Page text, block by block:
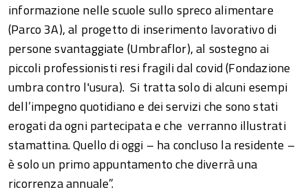
informazione nelle scuole sullo spreco alimentare
(Parco 3A), al progetto di inserimento lavorativo di
persone svantaggiate (Umbraflor), al sostegno ai
piccoli professionisti resi fragili dal covid (Fondazione
umbra contro l'usura). Si tratta solo di alcuni esempi
dell’impegno quotidiano e dei servizi che sono stati
erogati da ogni partecipata e che verranno illustrati
stamattina. Quello di oggi – ha concluso la residente –
è solo un primo appuntamento che diverrà una
ricorrenza annuale”.